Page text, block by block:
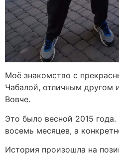
Моё знакомство с
Чабалой, отличным другом
Вовче.
Это было весной 2015
восемь месяцев, а
История произошла на